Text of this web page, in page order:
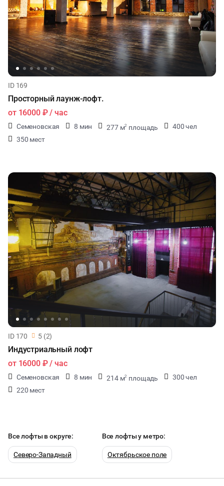
ID 169
Просторный лаунж-лофт.
от 16000 ₽/ час
Семеновская 8 мин 277 м2 площадь
400 чел
350 мест
ID 170 5 (2)
Индустриальный лофт
от 16000 ₽/ час
Семеновская 8 мин 214 м2 площадь
300 чел
220 мест
Все лофты в округе:
Северо-Западный
Все лофты у метро:
Октябрьское поле